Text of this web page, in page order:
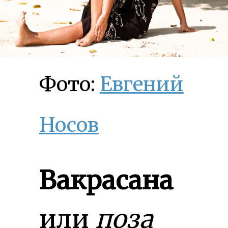
Фото: Евгений
Носов
Вакрасана
или поза